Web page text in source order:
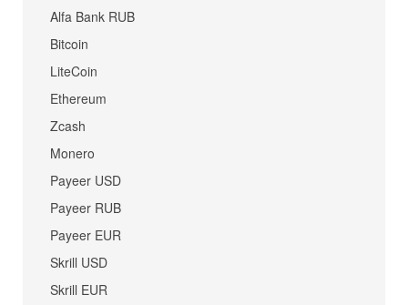
Alfa Bank RUB
Bitcoin
LiteCoin
Ethereum
Zcash
Monero
Payeer USD
Payeer RUB
Payeer EUR
Skrill USD
Skrill EUR